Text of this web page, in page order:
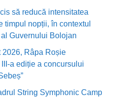
să reducă intensitatea
timpul nopții, în contextul
Guvernului Bolojan
2026, Râpa Roșie
a ediție a concursului
String Symphonic Camp